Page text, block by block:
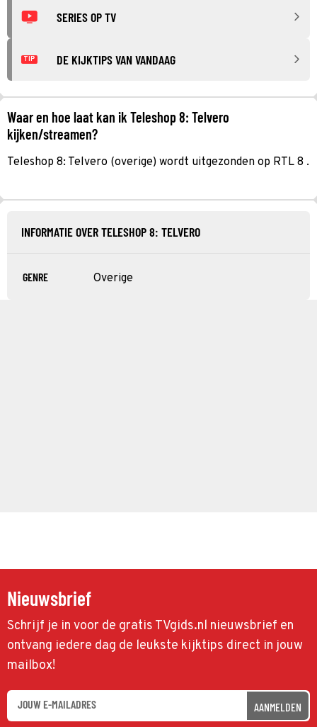
SERIES OP TV
TIP DE KIJKTIPS VAN VANDAAG
Waar en hoe laat kan ik Teleshop 8: Telvero
kijken/streamen?
Teleshop 8: Telvero (overige) wordt uitgezonden op RTL 8 .
INFORMATIE OVER TELESHOP 8: TELVERO
GENRE Overige
Nieuwsbrief
Schrijf je in voor de gratis TVgids.nl nieuwsbrief en
ontvang iedere dag de leukste kijktips direct in jouw
mailbox!
AANMELDEN